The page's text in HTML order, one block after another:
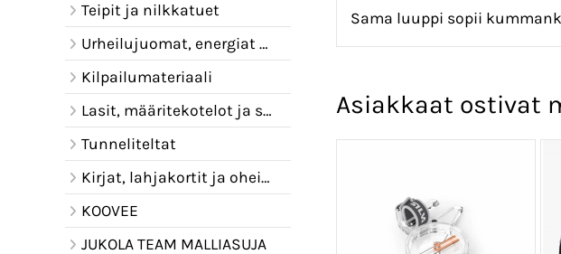
Teipit ja nilkkatuet
Urheilujuomat, energiat ja juomavyöt
Kilpailumateriaali
Lasit, määritekotelot ja sadelipat
Tunneliteltat
Kirjat, lahjakortit ja oheistuotteet
KOOVEE
JUKOLA TEAM MALLIASUJA
Sama luuppi sopii
Asiakkaat ostivat